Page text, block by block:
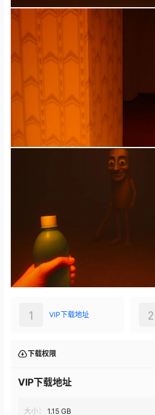
VIP下载地址
1 2
下载权限
VIP下载地址
大小：
1.15 GB